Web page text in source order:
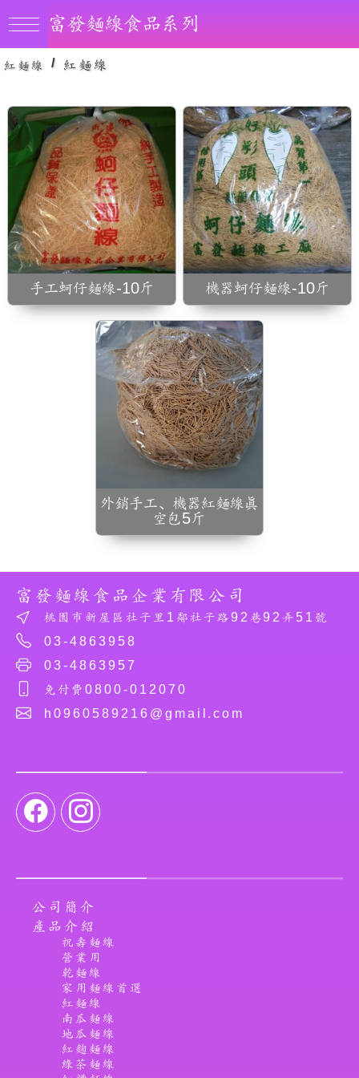
紅麵線 / 紅麵線
手工蚵仔麵線-10斤
麵粉、食鹽、水、無
防腐劑、
機器蚵仔麵線-10斤
、水、無
空包
外銷手工、機器紅麵線真
空包5斤
富發麵線食品企業有限公司
桃園市新屋區社子里1鄰社子路92巷92弄51號
03-4863958
03-4863957
免付費0800-012070
h0960589216@gmail.com
公司簡介
產品介紹
祝壽麵線
營業用
乾麵線
家用麵線首選
紅麵線
南瓜麵線
地瓜麵線
紅麴麵線
綠茶麵線
富發麵線食品系列